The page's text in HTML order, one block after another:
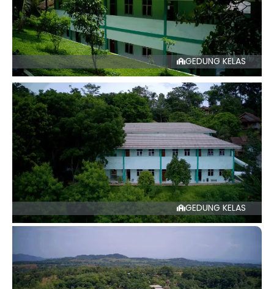
GEDUNG KELAS
GEDUNG KELAS